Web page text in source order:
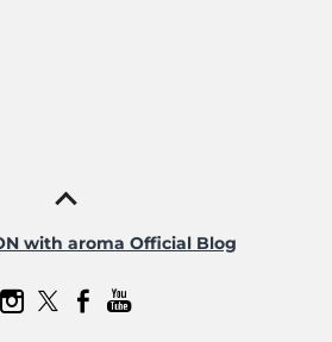
with aroma Official Blog